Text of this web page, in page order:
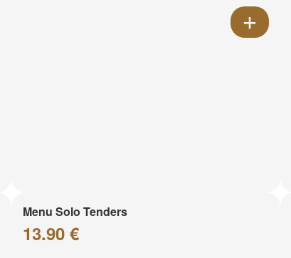
Menu Solo Tenders
13.90 €